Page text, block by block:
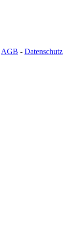
AGB - Datenschutz